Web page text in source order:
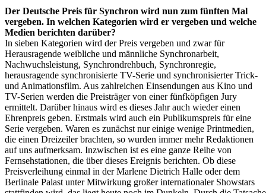
Der Deutsche Preis für Synchron wird nun zum fünften Mal
vergeben. In welchen Kategorien wird er vergeben und welche
Medien berichten darüber?
In sieben Kategorien wird der Preis vergeben und zwar für
Herausragende weibliche und männliche Synchronarbeit,
Nachwuchsleistung, Synchrondrehbuch, Synchronregie,
herausragende synchronisierte TV-Serie und synchronisierter Trick-
und Animationsfilm. Aus zahlreichen Einsendungen aus Kino und
TV-Serien werden die Preisträger von einer fünfköpfigen Jury
ermittelt. Darüber hinaus wird es dieses Jahr auch wieder einen
Ehrenpreis geben. Erstmals wird auch ein Publikumspreis für eine
Serie vergeben. Waren es zunächst nur einige wenige Printmedien,
die einen Dreizeiler brachten, so wurden immer mehr Redaktionen
auf uns aufmerksam. Inzwischen ist es eine ganze Reihe von
Fernsehstationen, die über dieses Ereignis berichten. Ob diese
Preisverleihung einmal in der Marlene Dietrich Halle oder dem
Berlinale Palast unter Mitwirkung großer internationaler Showstars